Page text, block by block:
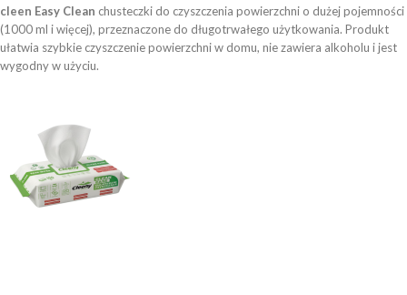
cleen Easy Clean chusteczki do czyszczenia powierzchni o dużej pojemności
(1000 ml i więcej), przeznaczone do długotrwałego użytkowania. Produkt
ułatwia szybkie czyszczenie powierzchni w domu, nie zawiera alkoholu i jest
wygodny w użyciu.